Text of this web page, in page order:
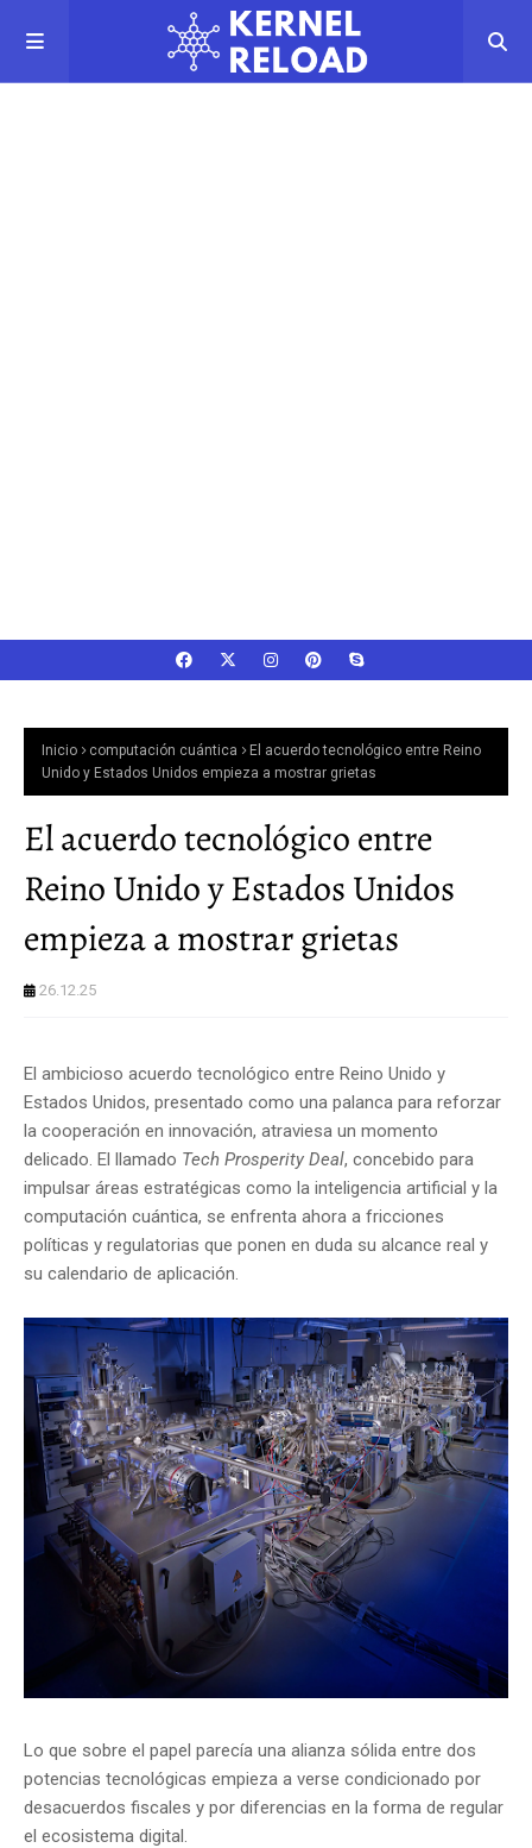
Inicio computación cuántica
El acuerdo tecnológico entre Reino
Unido y Estados Unidos empieza a mostrar grietas
El acuerdo tecnológico entre
Reino Unido y Estados Unidos
empieza a mostrar grietas
26.12.25
El ambicioso acuerdo tecnológico entre Reino Unido y
Estados Unidos, presentado como una palanca para reforzar
la cooperación en innovación, atraviesa un momento
delicado. El llamado Tech Prosperity Deal, concebido para
impulsar áreas estratégicas como la inteligencia artificial y la
computación cuántica, se enfrenta ahora a fricciones
políticas y regulatorias que ponen en duda su alcance real y
su calendario de aplicación.
Lo que sobre el papel parecía una alianza sólida entre dos
potencias tecnológicas empieza a verse condicionado por
desacuerdos fiscales y por diferencias en la forma de regular
el ecosistema digital.